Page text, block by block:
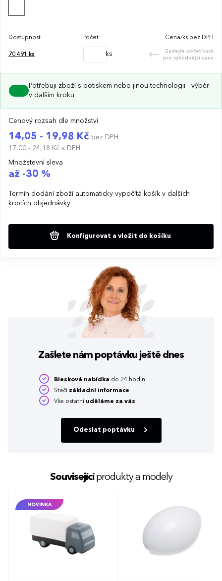
Dostupnost Počet Cena/ks bez DPH
70 491 ks ks
Zadejte počet kusů
pro výhodnější cenu
Potřebuji zboží s potiskem nebo jinou technologii - výběr
v dalším kroku
Cenový rozsah dle množství
14,05 - 19,98 Kč bez DPH
17,00 - 24,18 Kč s DPH
Množstevní sleva
až -30 %
Termín dodání zboží automaticky vypočítá košík v dalších
krocích objednávky
Konfigurovat a vložit do košíku
Zašlete nám poptávku ještě dnes
Blesková nabídka do 24 hodin
Stačí základní informace
Vše ostatní uděláme za vás
Odeslat poptávku
Souvisejícíprodukty a modely
NOVINKA